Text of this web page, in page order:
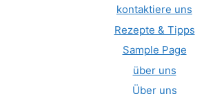
kontaktiere uns
Rezepte & Tipps
Sample Page
über uns
Über uns